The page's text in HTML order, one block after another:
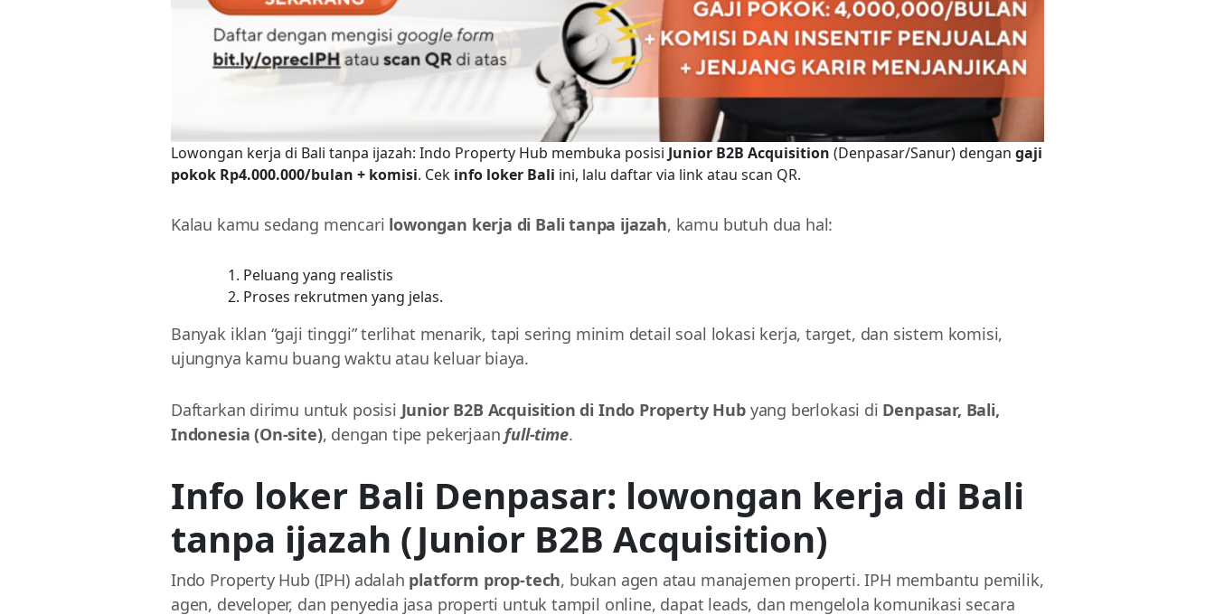
Lowongan kerja di Bali tanpa ijazah: Indo Property Hub membuka posisi Junior B2B Acquisition (Denpasar/Sanur) dengan gaji
pokok Rp4.000.000/bulan + komisi. Cek info loker Bali ini, lalu daftar via link atau scan QR.
Kalau kamu sedang mencari lowongan kerja di Bali tanpa ijazah, kamu butuh dua hal:
Peluang yang realistis
Proses rekrutmen yang jelas.
Banyak iklan “gaji tinggi” terlihat menarik, tapi sering minim detail soal lokasi kerja, target, dan sistem komisi,
ujungnya kamu buang waktu atau keluar biaya.
Daftarkan dirimu untuk posisi Junior B2B Acquisition di Indo Property Hub yang berlokasi di Denpasar, Bali,
Indonesia (On-site), dengan tipe pekerjaan full-time.
Info loker Bali Denpasar: lowongan kerja di Bali
tanpa ijazah (Junior B2B Acquisition)
Indo Property Hub (IPH) adalah platform prop-tech, bukan agen atau manajemen properti. IPH membantu pemilik,
agen, developer, dan penyedia jasa properti untuk tampil online, dapat leads, dan mengelola komunikasi secara